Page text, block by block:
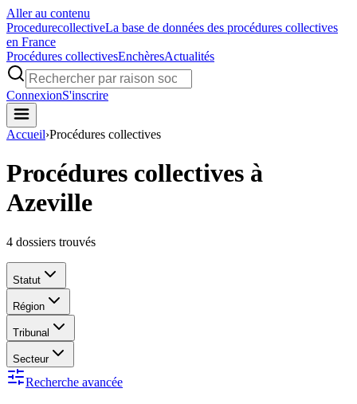
Aller au contenu
ProcedurecollectiveLa base de données des procédures collectives
en France
Procédures collectivesEnchèresActualités
ConnexionS'inscrire
Accueil›Procédures collectives
Procédures collectives à
Azeville
4 dossiers trouvés
Statut
Région
Tribunal
Secteur
Recherche avancée